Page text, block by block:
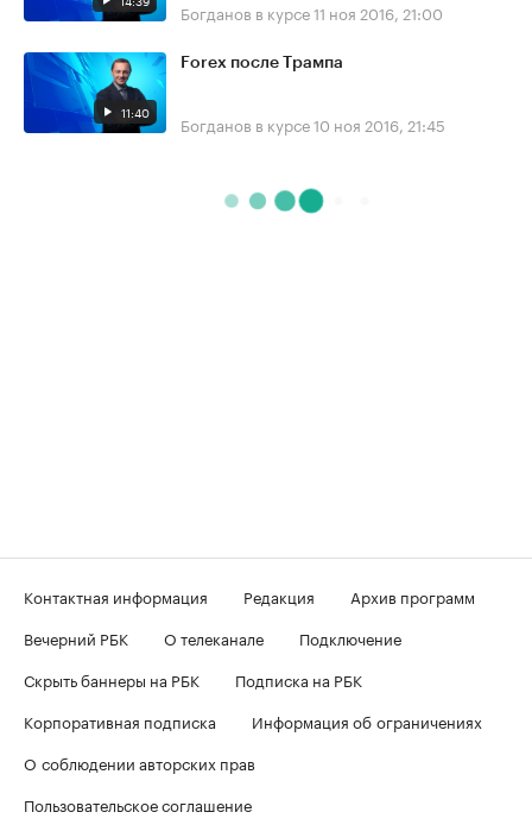
Богданов в курсе11 ноя 2016, 21:00
11:40
Forex после Трампа
Богданов в курсе10 ноя 2016, 21:45
Контактная информация Редакция
Архив программ
Вечерний РБК
О телеканале
Подключение
Скрыть баннеры на РБК
Подписка на РБК
Корпоративная подписка
Информация об ограничениях
О соблюдении авторских прав
Пользовательское соглашение